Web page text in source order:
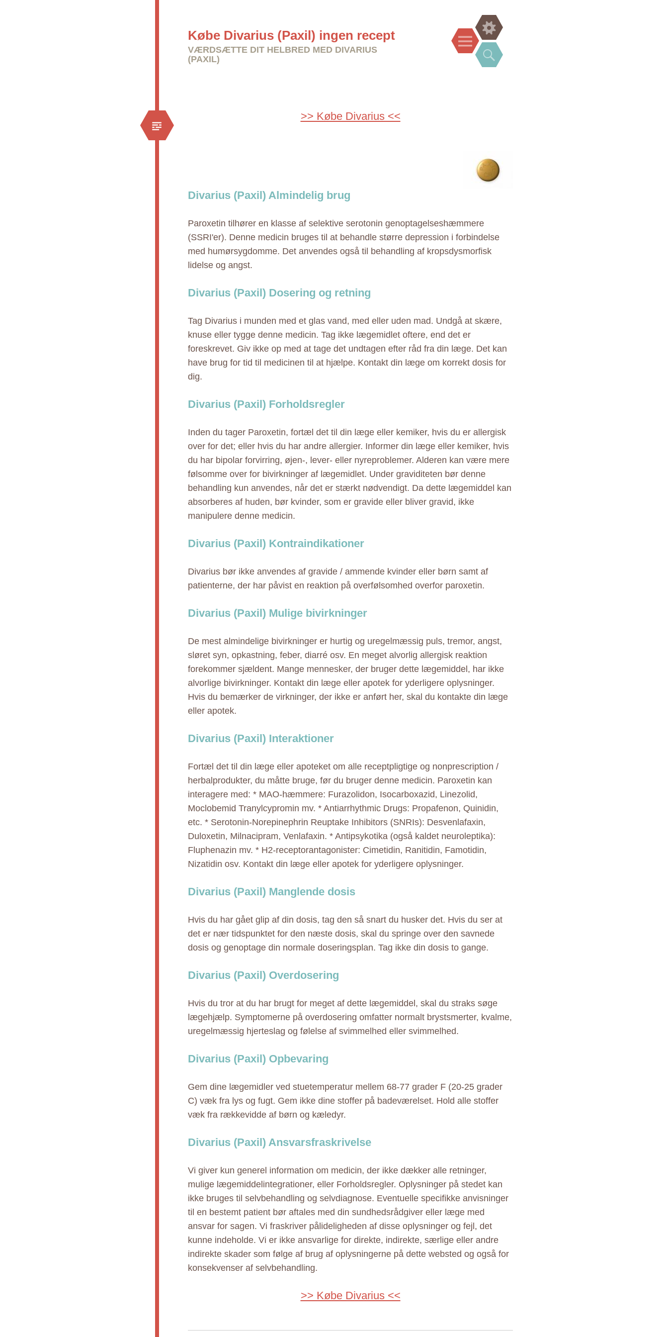
Købe Divarius (Paxil) ingen recept
VÆRDSÆTTE DIT HELBRED MED DIVARIUS
(PAXIL)
Menu
Widgets
Search
>> Købe Divarius <<
Divarius (Paxil) Almindelig brug
Paroxetin tilhører en klasse af selektive serotonin genoptagelseshæmmere
(SSRI'er). Denne medicin bruges til at behandle større depression i forbindelse
med humørsygdomme. Det anvendes også til behandling af kropsdysmorfisk
lidelse og angst.
Divarius (Paxil) Dosering og retning
Tag Divarius i munden med et glas vand, med eller uden mad. Undgå at skære,
knuse eller tygge denne medicin. Tag ikke lægemidlet oftere, end det er
foreskrevet. Giv ikke op med at tage det undtagen efter råd fra din læge. Det kan
have brug for tid til medicinen til at hjælpe. Kontakt din læge om korrekt dosis for
dig.
Divarius (Paxil) Forholdsregler
Inden du tager Paroxetin, fortæl det til din læge eller kemiker, hvis du er allergisk
over for det; eller hvis du har andre allergier. Informer din læge eller kemiker, hvis
du har bipolar forvirring, øjen-, lever- eller nyreproblemer. Alderen kan være mere
følsomme over for bivirkninger af lægemidlet. Under graviditeten bør denne
behandling kun anvendes, når det er stærkt nødvendigt. Da dette lægemiddel kan
absorberes af huden, bør kvinder, som er gravide eller bliver gravid, ikke
manipulere denne medicin.
Divarius (Paxil) Kontraindikationer
Divarius bør ikke anvendes af gravide / ammende kvinder eller børn samt af
patienterne, der har påvist en reaktion på overfølsomhed overfor paroxetin.
Divarius (Paxil) Mulige bivirkninger
De mest almindelige bivirkninger er hurtig og uregelmæssig puls, tremor, angst,
sløret syn, opkastning, feber, diarré osv. En meget alvorlig allergisk reaktion
forekommer sjældent. Mange mennesker, der bruger dette lægemiddel, har ikke
alvorlige bivirkninger. Kontakt din læge eller apotek for yderligere oplysninger.
Hvis du bemærker de virkninger, der ikke er anført her, skal du kontakte din læge
eller apotek.
Divarius (Paxil) Interaktioner
Fortæl det til din læge eller apoteket om alle receptpligtige og nonprescription /
herbalprodukter, du måtte bruge, før du bruger denne medicin. Paroxetin kan
interagere med: * MAO-hæmmere: Furazolidon, Isocarboxazid, Linezolid,
Moclobemid Tranylcypromin mv. * Antiarrhythmic Drugs: Propafenon, Quinidin,
etc. * Serotonin-Norepinephrin Reuptake Inhibitors (SNRIs): Desvenlafaxin,
Duloxetin, Milnacipram, Venlafaxin. * Antipsykotika (også kaldet neuroleptika):
Fluphenazin mv. * H2-receptorantagonister: Cimetidin, Ranitidin, Famotidin,
Nizatidin osv. Kontakt din læge eller apotek for yderligere oplysninger.
Divarius (Paxil) Manglende dosis
Hvis du har gået glip af din dosis, tag den så snart du husker det. Hvis du ser at
det er nær tidspunktet for den næste dosis, skal du springe over den savnede
dosis og genoptage din normale doseringsplan. Tag ikke din dosis to gange.
Divarius (Paxil) Overdosering
Hvis du tror at du har brugt for meget af dette lægemiddel, skal du straks søge
lægehjælp. Symptomerne på overdosering omfatter normalt brystsmerter, kvalme,
uregelmæssig hjerteslag og følelse af svimmelhed eller svimmelhed.
Divarius (Paxil) Opbevaring
Gem dine lægemidler ved stuetemperatur mellem 68-77 grader F (20-25 grader
C) væk fra lys og fugt. Gem ikke dine stoffer på badeværelset. Hold alle stoffer
væk fra rækkevidde af børn og kæledyr.
Divarius (Paxil) Ansvarsfraskrivelse
Vi giver kun generel information om medicin, der ikke dækker alle retninger,
mulige lægemiddelintegrationer, eller Forholdsregler. Oplysninger på stedet kan
ikke bruges til selvbehandling og selvdiagnose. Eventuelle specifikke anvisninger
til en bestemt patient bør aftales med din sundhedsrådgiver eller læge med
ansvar for sagen. Vi fraskriver pålideligheden af disse oplysninger og fejl, det
kunne indeholde. Vi er ikke ansvarlige for direkte, indirekte, særlige eller andre
indirekte skader som følge af brug af oplysningerne på dette websted og også for
konsekvenser af selvbehandling.
>> Købe Divarius <<